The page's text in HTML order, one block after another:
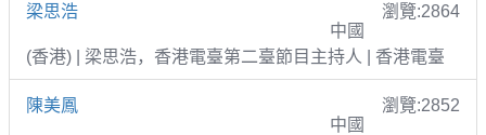
梁思浩
瀏覽:2864
中國
(香港) | 梁思浩，香港電臺第二臺節目主持人 | 香港電臺
陳美鳳
瀏覽:2852
中國